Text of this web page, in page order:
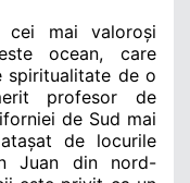
cei mai valoroși
ocean, care
spiritualitate de o
profesor de
de Sud mai
de locurile
Juan din nord-